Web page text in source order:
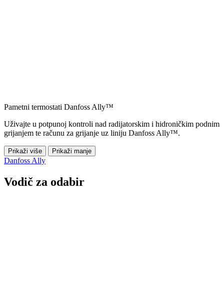
Pametni termostati Danfoss Ally™
Uživajte u potpunoj kontroli nad radijatorskim i hidroničkim podnim
grijanjem te računu za grijanje uz liniju Danfoss Ally™.
Prikaži više Prikaži manje
Danfoss Ally
Vodič za odabir